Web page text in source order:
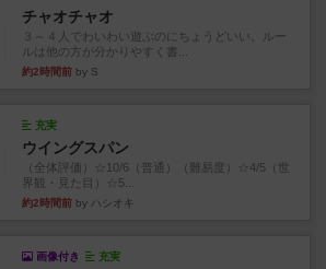
チャオチャオ
３～４人でわいわい遊ぶのにちょうどいい。ルー
ルは他の方が分かりやすく書...
約2時間前 by S
充実
ウイングスパン
（全体評価）☆10/6（普通）（難易度）☆4/5（世
界観・見た目）☆5...
約2時間前 by ハシオキ
画像付き 充実